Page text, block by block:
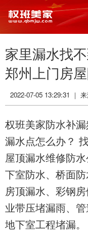
家里漏水找
郑州上门房
2022-07-05 13:29:31 ｜ 来
权班美家防水补
漏水点怎么办？
屋顶漏水维修防
下室防水、桥面
房顶漏水、彩钢
业带压堵漏雨、管
地下室工程堵漏。